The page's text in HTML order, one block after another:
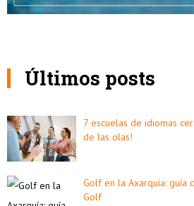
Últimos posts
7 escuelas de idiomas
de las olas!
Golf en la Axarquía: guía
Golf